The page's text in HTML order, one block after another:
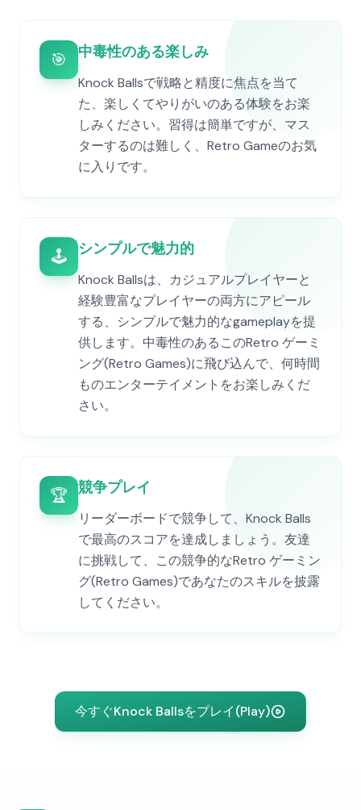
🎯 中毒性のある楽しみ
Knock Ballsで戦略と精度に焦点を当て
た、楽しくてやりがいのある体験をお楽
しみください。習得は簡単ですが、マス
ターするのは難しく、Retro Gameのお気
に入りです。
🕹️ シンプルで魅力的
Knock Ballsは、カジュアルプレイヤーと
経験豊富なプレイヤーの両方にアピール
する、シンプルで魅力的なgameplayを提
供します。中毒性のあるこのRetro ゲーミ
ング(Retro Games)に飛び込んで、何時間
ものエンターテイメントをお楽しみくだ
さい。
🏆 競争プレイ
リーダーボードで競争して、Knock Balls
で最高のスコアを達成しましょう。友達
に挑戦して、この競争的なRetro ゲーミン
グ(Retro Games)であなたのスキルを披露
してください。
今すぐKnock Ballsをプレイ(Play)